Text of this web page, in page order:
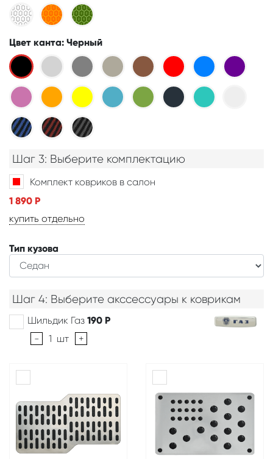
Цвет канта: Черный
Шаг 3: Выберите комплектацию
Комплект ковриков в салон
1 890 Р
купить отдельно
Тип кузова
Шаг 4: Выберите акссессуары к коврикам
Шильдик Газ 190 Р
-
1 шт +